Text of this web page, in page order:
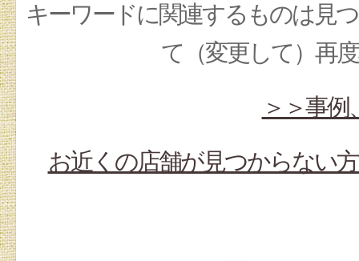
キーワードに関連するものは見
て（変更して）再
＞＞事
お近くの店舗が見つからない